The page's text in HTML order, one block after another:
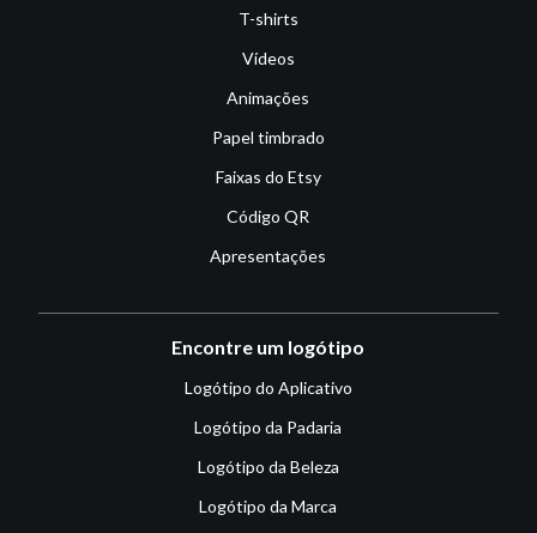
T-shirts
Vídeos
Animações
Papel timbrado
Faixas do Etsy
Código QR
Apresentações
Encontre um logótipo
Logótipo do Aplicativo
Logótipo da Padaria
Logótipo da Beleza
Logótipo da Marca